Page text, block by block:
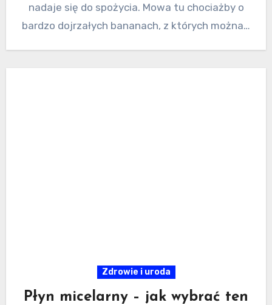
nadaje się do spożycia. Mowa tu chociażby o
bardzo dojrzałych bananach, z których można…
Zdrowie i uroda
Płyn micelarny – jak wybrać ten